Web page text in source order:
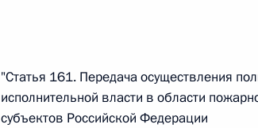
О внесении изменений в статью 12
законодательные акты Российской Федерации
26 июля 2026 года
"Статья 161. Передача осуществления
исполнительной власти в области
субъектов Российской Федерации